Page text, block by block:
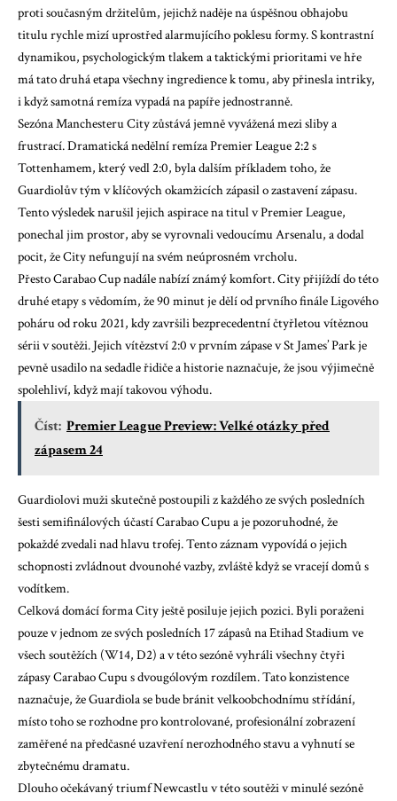
proti současným držitelům, jejichž naděje na úspěšnou obhajobu
titulu rychle mizí uprostřed alarmujícího poklesu formy. S kontrastní
dynamikou, psychologickým tlakem a taktickými prioritami ve hře
má tato druhá etapa všechny ingredience k tomu, aby přinesla intriky,
i když samotná remíza vypadá na papíře jednostranně.
Sezóna Manchesteru City zůstává jemně vyvážená mezi sliby a
frustrací. Dramatická nedělní remíza Premier League 2:2 s
Tottenhamem, který vedl 2:0, byla dalším příkladem toho, že
Guardiolův tým v klíčových okamžicích zápasil o zastavení zápasu.
Tento výsledek narušil jejich aspirace na titul v Premier League,
ponechal jim prostor, aby se vyrovnali vedoucímu Arsenalu, a dodal
pocit, že City nefungují na svém neúprosném vrcholu.
Přesto Carabao Cup nadále nabízí známý komfort. City přijíždí do této
druhé etapy s vědomím, že 90 minut je dělí od prvního finále Ligového
poháru od roku 2021, kdy završili bezprecedentní čtyřletou vítěznou
sérii v soutěži. Jejich vítězství 2:0 v prvním zápase v St James’ Park je
pevně usadilo na sedadle řidiče a historie naznačuje, že jsou výjimečně
spolehliví, když mají takovou výhodu.
Číst: Premier League Preview: Velké otázky před
zápasem 24
Guardiolovi muži skutečně postoupili z každého ze svých posledních
šesti semifinálových účastí Carabao Cupu a je pozoruhodné, že
pokaždé zvedali nad hlavu trofej. Tento záznam vypovídá o jejich
schopnosti zvládnout dvounohé vazby, zvláště když se vracejí domů s
vodítkem.
Celková domácí forma City ještě posiluje jejich pozici. Byli poraženi
pouze v jednom ze svých posledních 17 zápasů na Etihad Stadium ve
všech soutěžích (W14, D2) a v této sezóně vyhráli všechny čtyři
zápasy Carabao Cupu s dvougólovým rozdílem. Tato konzistence
naznačuje, že Guardiola se bude bránit velkoobchodnímu střídání,
místo toho se rozhodne pro kontrolované, profesionální zobrazení
zaměřené na předčasné uzavření nerozhodného stavu a vyhnutí se
zbytečnému dramatu.
Dlouho očekávaný triumf Newcastlu v této soutěži v minulé sezóně